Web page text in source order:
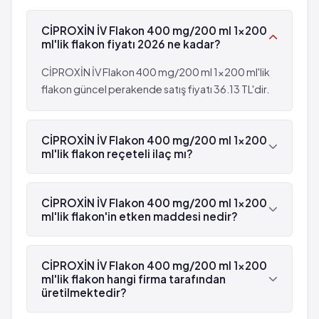
(%0.1 - %0.01)
Kalın bağırsak iltihabı
Kandaki beyaz kan hücrelerinin sayısında azalma
veya artma
Kandaki pıhtılaşma hücrelerinin sayısının azalması
Kansızlık
Alerjik reaksiyon
Alerjik ödem
Ağız-dil ve boğazda şişme
Kan şekerinde azalma
Halüsinasyon
Anormal rüyalar.
Depresyon
Gerginlik
Rahatsızlık hissi
Alkalen fosfataz artışı ve transaminazların artışı
Böbrek yetmezliği
Pireksi
Hiperbilirubinemi
Seyrek: 1,000 hastanın 1'inden az görülebilir
(%0.1 - %0.01)
Kalın bağırsak iltihabı
Kandaki beyaz kan hücrelerinin sayısında azalma
veya artma
Kandaki pıhtılaşma hücrelerinin sayısının azalması
veya artması
Kansızlık
Alerjik reaksiyon
Alerjik ödem
CİPROXİN İV Flakon 400 mg/200 ml 1x200
ml'lik flakon fiyatı 2026 ne kadar?
CİPROXİN İV Flakon 400 mg/200 ml 1x200 ml'lik
flakon güncel perakende satış fiyatı 36.13 TL'dir.
CİPROXİN İV Flakon 400 mg/200 ml 1x200
ml'lik flakon reçeteli ilaç mı?
Evet, CİPROXİN İV Flakon 400 mg/200 ml 1x200
ml'lik flakon beyaz reçetelidir.
CİPROXİN İV Flakon 400 mg/200 ml 1x200
ml'lik flakon'in etken maddesi nedir?
CİPROXİN İV Flakon 400 mg/200 ml 1x200 ml'lik
flakon'in etken maddesi Siprofloksasin 'dür.
CİPROXİN İV Flakon 400 mg/200 ml 1x200
ml'lik flakon hangi firma tarafından
üretilmektedir?